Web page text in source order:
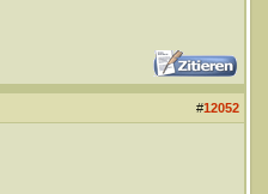
#12052